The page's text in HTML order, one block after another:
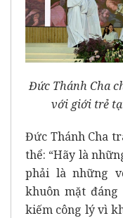
Đức Thánh Cha
với giới trẻ
Đức Thánh Cha
thể: “Hãy là
phải là những
khuôn mặt
kiếm công lý vì